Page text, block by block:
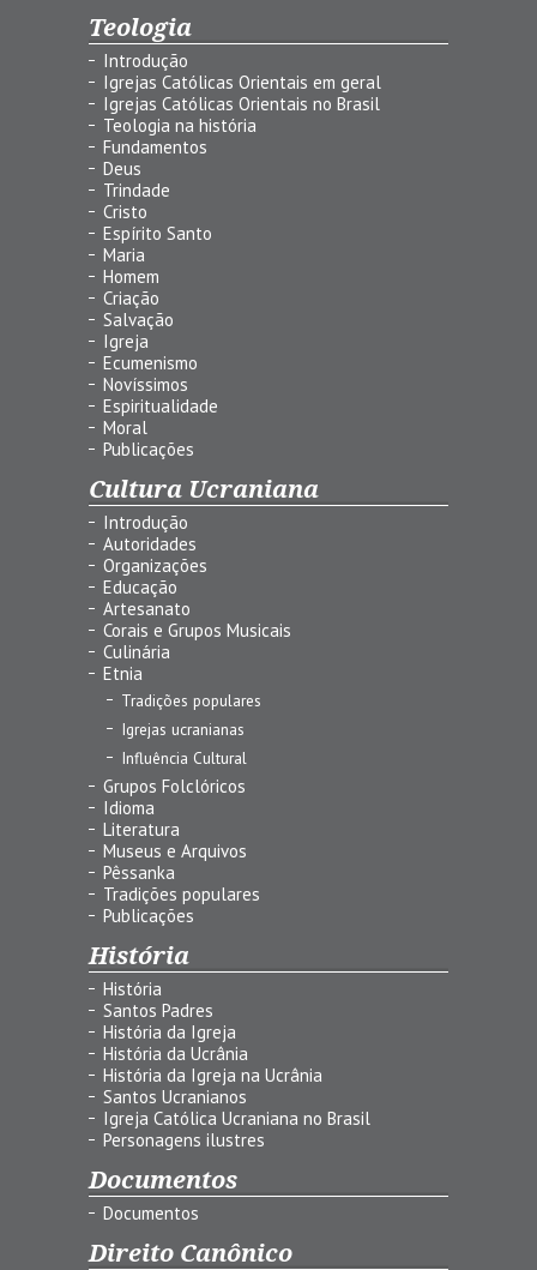
Teologia
Introdução
Igrejas Católicas Orientais em geral
Igrejas Católicas Orientais no Brasil
Teologia na história
Fundamentos
Deus
Trindade
Cristo
Espírito Santo
Maria
Homem
Criação
Salvação
Igreja
Ecumenismo
Novíssimos
Espiritualidade
Moral
Publicações
Cultura Ucraniana
Introdução
Autoridades
Organizações
Educação
Artesanato
Corais e Grupos Musicais
Culinária
Etnia
Tradições populares
Igrejas ucranianas
Influência Cultural
Grupos Folclóricos
Idioma
Literatura
Museus e Arquivos
Pêssanka
Tradições populares
Publicações
História
História
Santos Padres
História da Igreja
História da Ucrânia
História da Igreja na Ucrânia
Santos Ucranianos
Igreja Católica Ucraniana no Brasil
Personagens ilustres
Documentos
Documentos
Direito Canônico